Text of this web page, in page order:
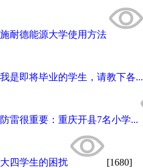
施耐德能源大学使用方法
我是即将毕业的学生，请教下各...
防雷很重要：重庆开县7名小学...
大四学生的困扰 [1680]